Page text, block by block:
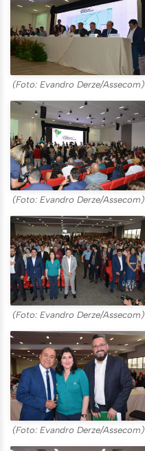
(Foto: Evandro Derze/Assecom)
(Foto: Evandro Derze/Assecom)
(Foto: Evandro Derze/Assecom)
(Foto: Evandro Derze/Assecom)